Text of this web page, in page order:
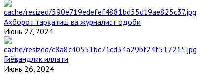
Ахборот тарқатиш ва журналист одоби
Июнь 27, 2024
Гиёҳвандлик иллати
Июнь 26, 2024